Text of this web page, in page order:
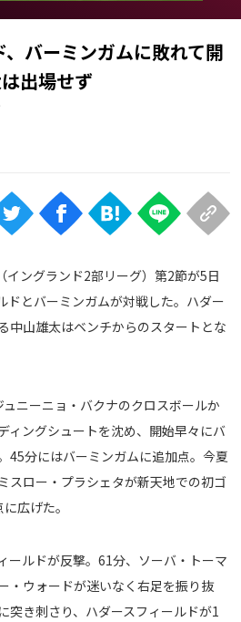
iOS Apps
Web
TV
バーミンガムに敗れて開
出場せず
ングランド2部リーグ）第2節が5日
ドとバーミンガムが対戦した。ハダー
中山雄太はベンチからのスタートとな
ニーニョ・バクナのクロスボールか
ィングシュートを沈め、開始早々にバ
45分にはバーミンガムに追加点。今夏
スロー・プラシェタが新天地での初ゴ
広げた。
ールドが反撃。61分、ソーバ・トーマ
・ウォードが迷いなく右足を振り抜
突き刺さり、ハダースフィールドが1